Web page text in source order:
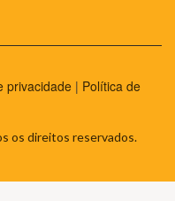
privacidade | Política de
os direitos reservados.